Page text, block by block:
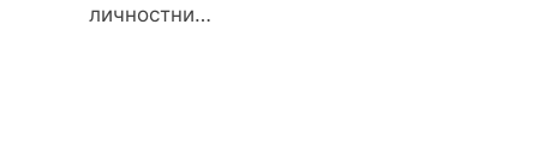
личностни…